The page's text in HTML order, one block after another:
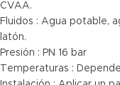
CVAA.
Fluidos : Agua potable,
latón.
Presión : PN 16 bar
Temperaturas :